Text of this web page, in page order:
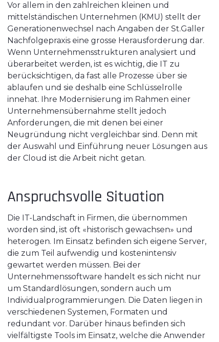
Vor allem in den zahlreichen kleinen und
mittelständischen Unternehmen (KMU) stellt der
Generationenwechsel nach Angaben der St.Galler
Nachfolgepraxis eine grosse Herausforderung dar.
Wenn Unternehmensstrukturen analysiert und
überarbeitet werden, ist es wichtig, die IT zu
berücksichtigen, da fast alle Prozesse über sie
ablaufen und sie deshalb eine Schlüsselrolle
innehat. Ihre Modernisierung im Rahmen einer
Unternehmensübernahme stellt jedoch
Anforderungen, die mit denen bei einer
Neugründung nicht vergleichbar sind. Denn mit
der Auswahl und Einführung neuer Lösungen aus
der Cloud ist die Arbeit nicht getan.
Anspruchsvolle Situation
Die IT-Landschaft in Firmen, die übernommen
worden sind, ist oft «historisch gewachsen» und
heterogen. Im Einsatz befinden sich eigene Server,
die zum Teil aufwendig und kostenintensiv
gewartet werden müssen. Bei der
Unternehmenssoftware handelt es sich nicht nur
um Standardlösungen, sondern auch um
Individualprogrammierungen. Die Daten liegen in
verschiedenen Systemen, Formaten und
redundant vor. Darüber hinaus befinden sich
vielfältigste Tools im Einsatz, welche die Anwender